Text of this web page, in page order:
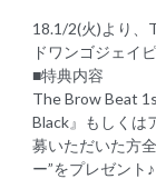
18.1/2(火)より、
ドワンゴジェイ
■特典内容
The Brow Beat
Black』もしくは
募いただいた方
ー”をプレゼント♪